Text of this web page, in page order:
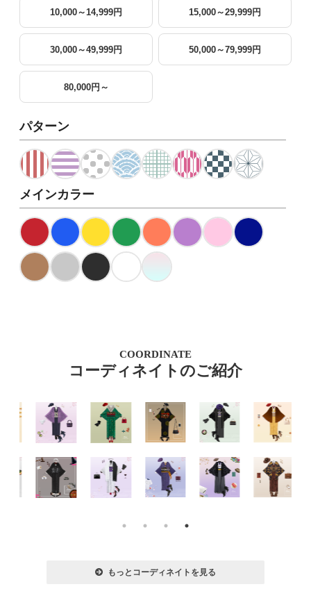
10,000～14,999円 15,000～29,999円
30,000～49,999円 50,000～79,999円
80,000円～
パターン
メインカラー
COORDINATE
コーディネイトのご紹介
もっとコーディネイトを見る